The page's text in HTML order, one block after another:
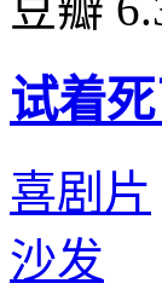
试着
喜剧片
沙发